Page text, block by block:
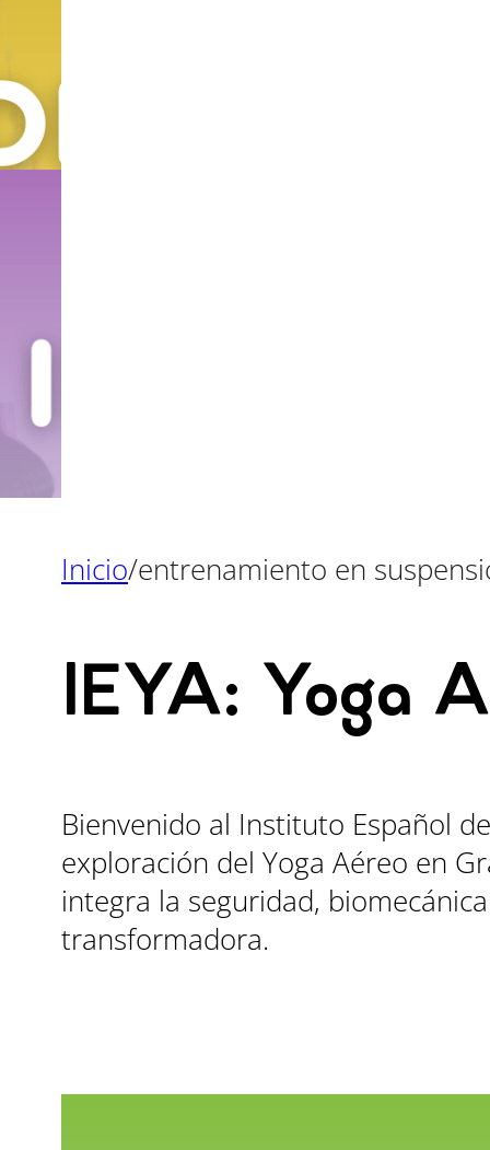
Inicio/entrenamiento en
IEYA: Yoga
Bienvenido al Instituto Español
exploración del Yoga Aéreo en
integra la seguridad,
transformadora.